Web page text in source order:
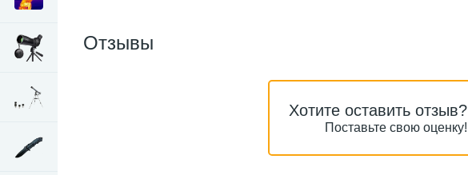
Отзывы
Хотите оставить отзыв?
Поставьте свою оценку!